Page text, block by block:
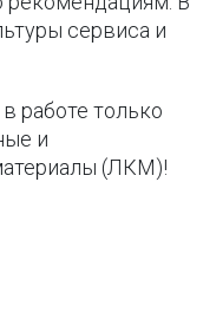
сервиса и
работе только
и
(ЛКМ)!